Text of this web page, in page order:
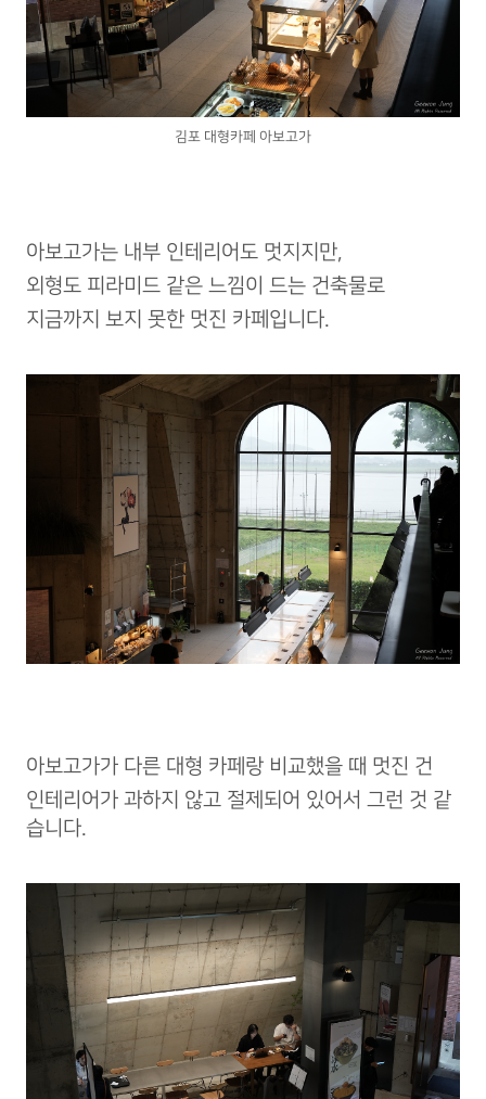
김포 대형카페 아보고가
아보고가는 내부 인테리어도 멋지지만,
외형도 피라미드 같은 느낌이 드는 건축물로
지금까지 보지 못한 멋진 카페입니다.
아보고가가 다른 대형 카페랑 비교했을 때 멋진 건
인테리어가 과하지 않고 절제되어 있어서 그런 것 같
습니다.